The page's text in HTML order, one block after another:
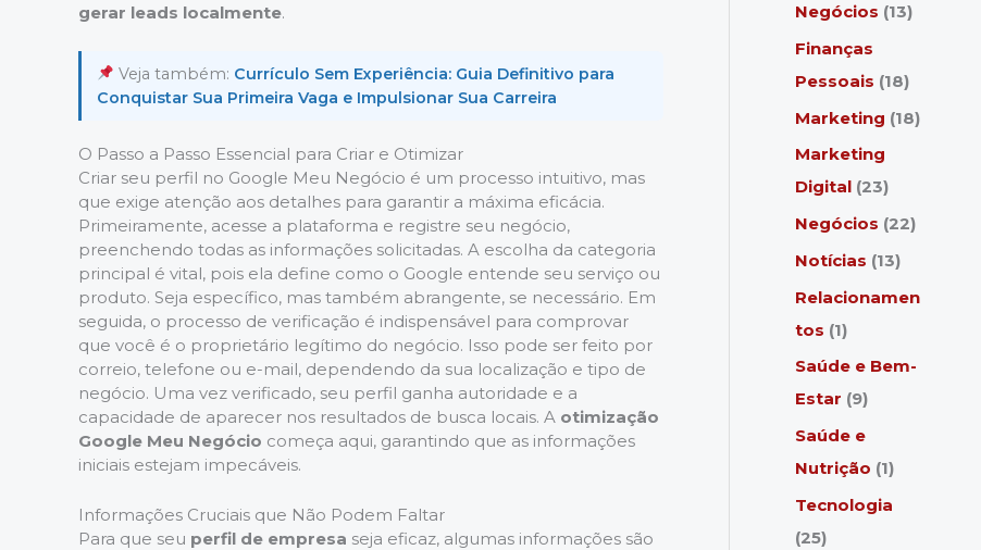
gerar leads localmente.
Veja também: Currículo Sem Experiência: Guia Definitivo para
Conquistar Sua Primeira Vaga e Impulsionar Sua Carreira
O Passo a Passo Essencial para Criar e Otimizar
Criar seu perfil no Google Meu Negócio é um processo intuitivo, mas
que exige atenção aos detalhes para garantir a máxima eficácia.
Primeiramente, acesse a plataforma e registre seu negócio,
preenchendo todas as informações solicitadas. A escolha da categoria
principal é vital, pois ela define como o Google entende seu serviço ou
produto. Seja específico, mas também abrangente, se necessário. Em
seguida, o processo de verificação é indispensável para comprovar
que você é o proprietário legítimo do negócio. Isso pode ser feito por
correio, telefone ou e-mail, dependendo da sua localização e tipo de
negócio. Uma vez verificado, seu perfil ganha autoridade e a
capacidade de aparecer nos resultados de busca locais. A otimização
Google Meu Negócio começa aqui, garantindo que as informações
iniciais estejam impecáveis.
Informações Cruciais que Não Podem Faltar
Para que seu perfil de empresa seja eficaz, algumas informações são
Negócios (13)
Finanças
Pessoais (18)
Marketing (18)
Marketing
Digital(23)
Negócios (22)
Notícias (13)
Relacionamen
tos (1)
Saúde e Bem-
Estar (9)
Saúde e
Nutrição (1)
Tecnologia
(25)